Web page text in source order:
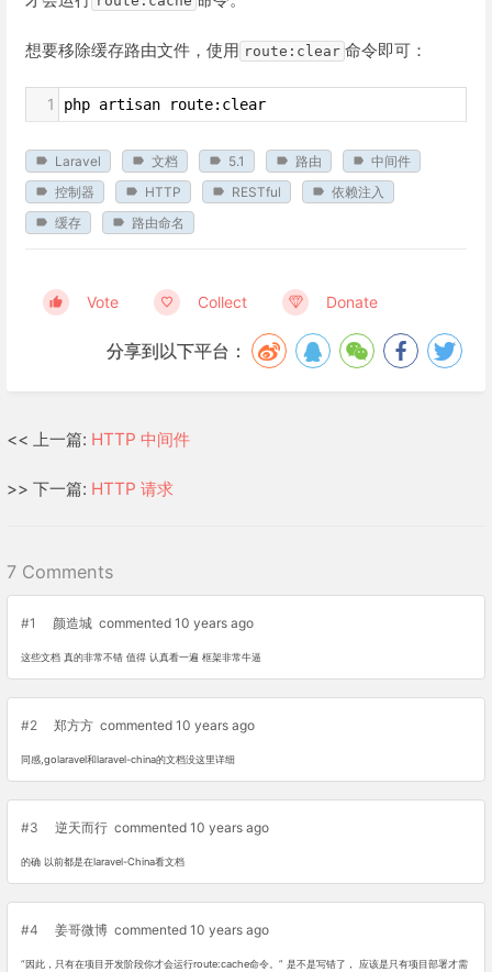
想要移除缓存路由文件，使用 route:clear 命令即可：
1 php artisan route:clear
Laravel 文档 5.1 路由
中间件
控制器
HTTP RESTful
依赖注入
缓存
路由命名
Vote Collect Donate
分享到以下平台：
<< 上一篇: HTTP 中间件
>> 下一篇: HTTP 请求
7 Comments
#1 颜造城 commented 10 years ago
这些文档 真的非常不错 值得 认真看一遍 框架非常牛逼
#2 郑方方 commented 10 years ago
同感,golaravel和laravel-china的文档没这里详细
#3 逆天而行 commented 10 years ago
的确 以前都是在laravel-China看文档
#4 姜哥微博 commented 10 years ago
“因此，只有在项目开发阶段你才会运行route:cache命令。” 是不是写错了， 应该是只有项目部署才需